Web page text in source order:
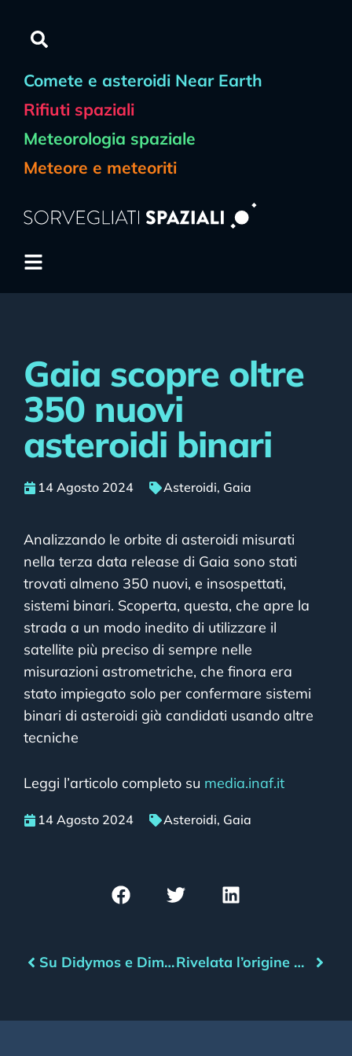
Comete e asteroidi Near Earth
Rifiuti spaziali
Meteorologia spaziale
Meteore e meteoriti
Gaia scopre oltre
350 nuovi
asteroidi binari
14 Agosto 2024 Asteroidi, Gaia
Analizzando le orbite di asteroidi misurati
nella terza data release di Gaia sono stati
trovati almeno 350 nuovi, e insospettati,
sistemi binari. Scoperta, questa, che apre la
strada a un modo inedito di utilizzare il
satellite più preciso di sempre nelle
misurazioni astrometriche, che finora era
stato impiegato solo per confermare sistemi
binari di asteroidi già candidati usando altre
tecniche
Leggi l’articolo completo su media.inaf.it
14 Agosto 2024 Asteroidi, Gaia
Su Didymos e Dimorphos anche i massi parlano Rivelata l’origine dell’asteroide di Chicxulub